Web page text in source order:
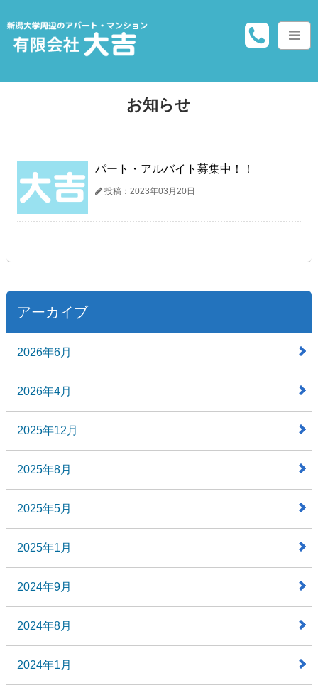
お知らせ
パート・アルバイト募集中！！
投稿：2023年03月20日
アーカイブ
2026年6月
2026年4月
2025年12月
2025年8月
2025年5月
2025年1月
2024年9月
2024年8月
2024年1月